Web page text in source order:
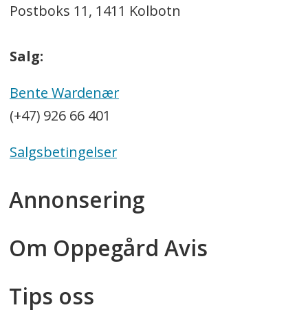
Postboks 11, 1411 Kolbotn
Salg:
Bente Wardenær
(+47) 926 66 401
Salgsbetingelser
Annonsering
Om Oppegård Avis
Tips oss